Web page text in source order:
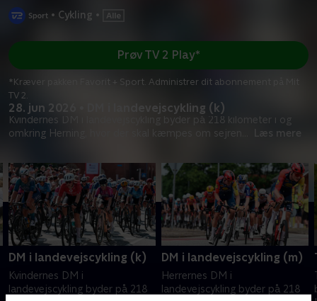
• Cykling •
28. jun 2026 • DM i landevejscykling (k)
Kvindernes DM i landevejscykling byder på 218 kilometer i og
omkring Herning, hvor der skal kæmpes om sejren
Læs mere
Prøv TV 2 Play*
*Kræver pakken Favorit + Sport. Administrer dit abonnement på Mit
TV 2.
DM i landevejscykling (k)
Kvindernes DM i
landevejscykling byder på 218
DM i landevejscykling (m)
Herrernes DM i
landevejscykling byder på 218